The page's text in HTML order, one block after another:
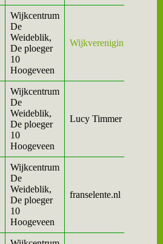
Wijkcentrum
De
Weideblik,
De ploeger
10
Hoogeveen
Wijkvereniging
Wijkcentrum
De
Weideblik,
De ploeger
10
Hoogeveen
Lucy Timmer
Wijkcentrum
De
Weideblik,
De ploeger
10
Hoogeveen
franselente.nl